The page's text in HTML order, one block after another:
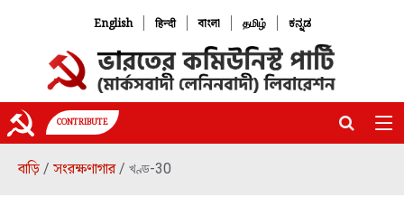
English | हिन्दी | বাংলা | தமிழ் | ಕನ್ನಡ
CONTRIBUTE
বাড়ি / সংরক্ষণাগার/ খণ্ড-30